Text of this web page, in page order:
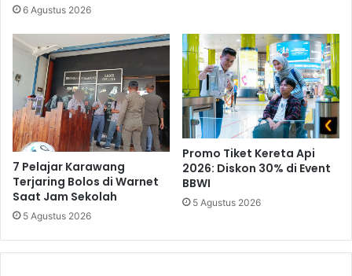
6 Agustus 2026
7 Pelajar Karawang
Terjaring Bolos di Warnet
Saat Jam Sekolah
5 Agustus 2026
Promo Tiket Kereta Api
2026: Diskon 30% di Event
BBWI
5 Agustus 2026